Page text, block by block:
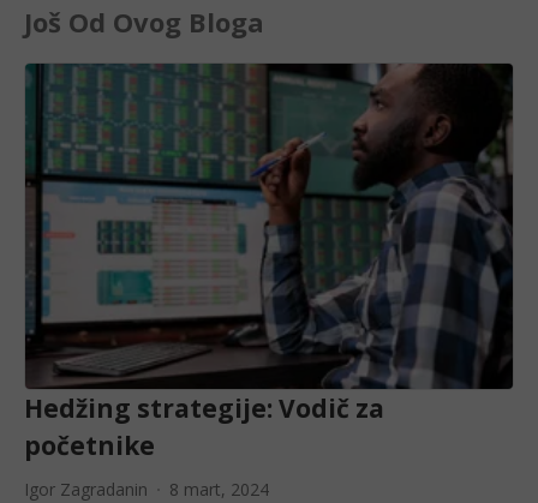
Još Od Ovog Bloga
Hedžing strategije: Vodič za
početnike
Igor Zagradanin 8 mart, 2024